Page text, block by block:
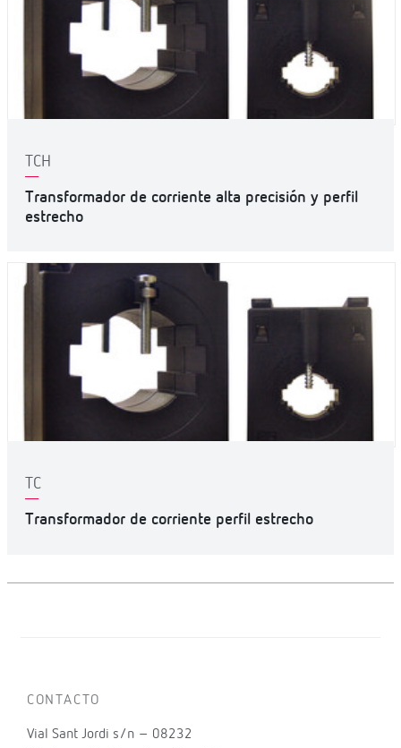
TCH
Transformador de corriente alta precisión y perfil
estrecho
TC
Transformador de corriente perfil estrecho
CONTACTO
Vial Sant Jordi s/n – 08232